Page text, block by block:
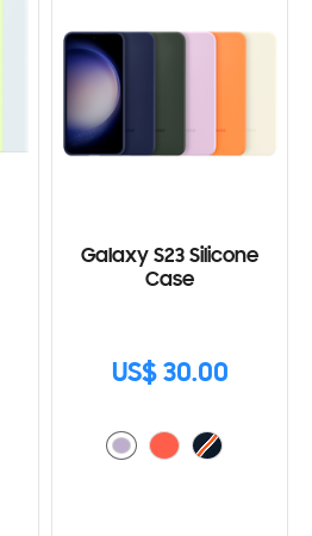
Galaxy S23 Silicone
Case
US$ 30.00